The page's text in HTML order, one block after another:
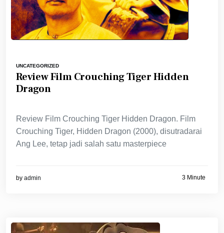
UNCATEGORIZED
Review Film Crouching Tiger Hidden
Dragon
Review Film Crouching Tiger Hidden Dragon. Film
Crouching Tiger, Hidden Dragon (2000), disutradarai
Ang Lee, tetap jadi salah satu masterpiece
by admin 3 Minute